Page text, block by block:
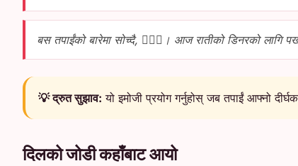
बस तपाईंको बारेमा सोच्दै, 👩‍❤️‍👨। आज रातीको डिनरको लागि
💡 द्रुत सुझाव: यो इमोजी प्रयोग गर्नुहोस् जब तपाईं आफ्नो
दिलको जोडी कहाँबाट आयो